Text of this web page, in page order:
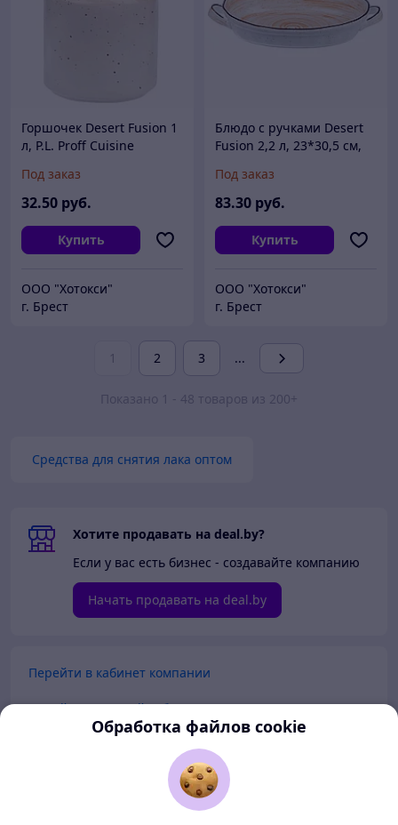
Горшочек Desert Fusion 1
л, P.L. Proff Cuisine
Под заказ
32.50 руб.
Купить
ООО "Хотокси"
г. Брест
Блюдо с ручками Desert
Fusion 2,2 л, 23*30,5 см,
Под заказ
83.30 руб.
Купить
ООО "Хотокси"
г. Брест
1 2 3 ...
Показано 1 - 48 товаров из 200+
Средства для снятия лака оптом
Хотите продавать на deal.by?
Если у вас есть бизнес - создавайте компанию
Начать продавать на deal.by
Перейти в кабинет компании
Перейти в личный кабинет
Обработка файлов cookie